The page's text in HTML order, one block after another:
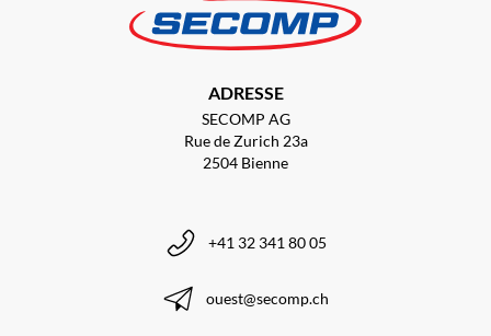
ADRESSE
SECOMP AG
Rue de Zurich 23a
2504 Bienne
+41 32 341 80 05
ouest@secomp.ch